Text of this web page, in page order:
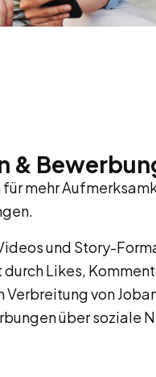
&
mehr
und Story-
Likes,
Verbreitung von
über soziale